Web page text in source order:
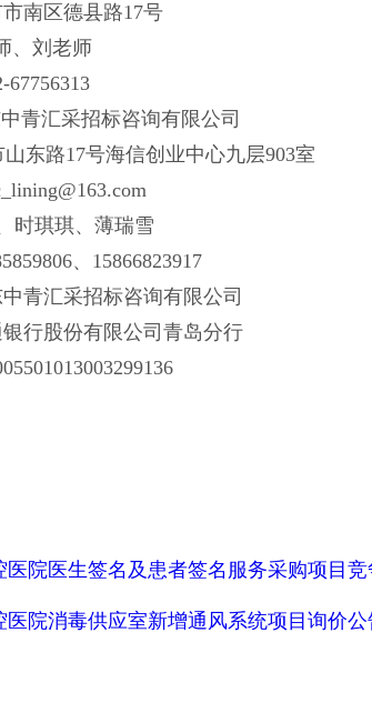
南区德县路17号
、刘老师
67756313
青汇采招标咨询有限公司
山东路17号海信创业中心九层903室
时琪琪、薄瑞雪
、 15866823917
青汇采招标咨询有限公司
行股份有限公司青岛分行
医院医生签名及患者签名服务采购项目
医院消毒供应室新增通风系统项目询价公